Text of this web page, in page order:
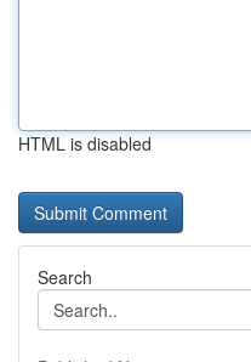
HTML is disabled
Search